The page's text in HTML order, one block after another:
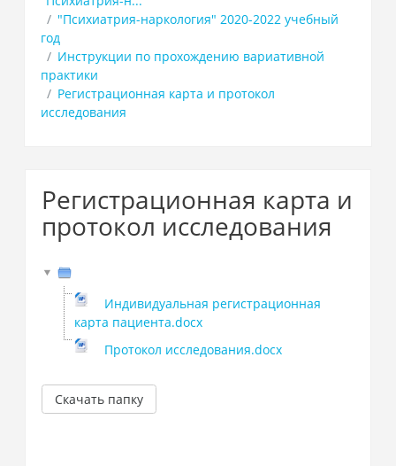
"Психиатрия-наркология" 2020-2022 учебный
год
Инструкции по прохождению вариативной
практики
Регистрационная карта и протокол
исследования
Регистрационная карта и
протокол исследования
Индивидуальная регистрационная
карта пациента.docx
Протокол исследования.docx
Скачать папку